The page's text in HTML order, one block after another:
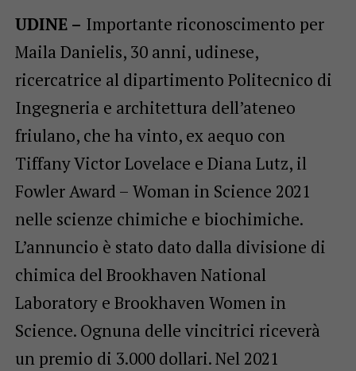
UDINE – Importante riconoscimento per
Maila Danielis, 30 anni, udinese,
ricercatrice al dipartimento Politecnico di
Ingegneria e architettura dell’ateneo
friulano, che ha vinto, ex aequo con
Tiffany Victor Lovelace e Diana Lutz, il
Fowler Award – Woman in Science 2021
nelle scienze chimiche e biochimiche.
L’annuncio è stato dato dalla divisione di
chimica del Brookhaven National
Laboratory e Brookhaven Women in
Science. Ognuna delle vincitrici riceverà
un premio di 3.000 dollari. Nel 2021